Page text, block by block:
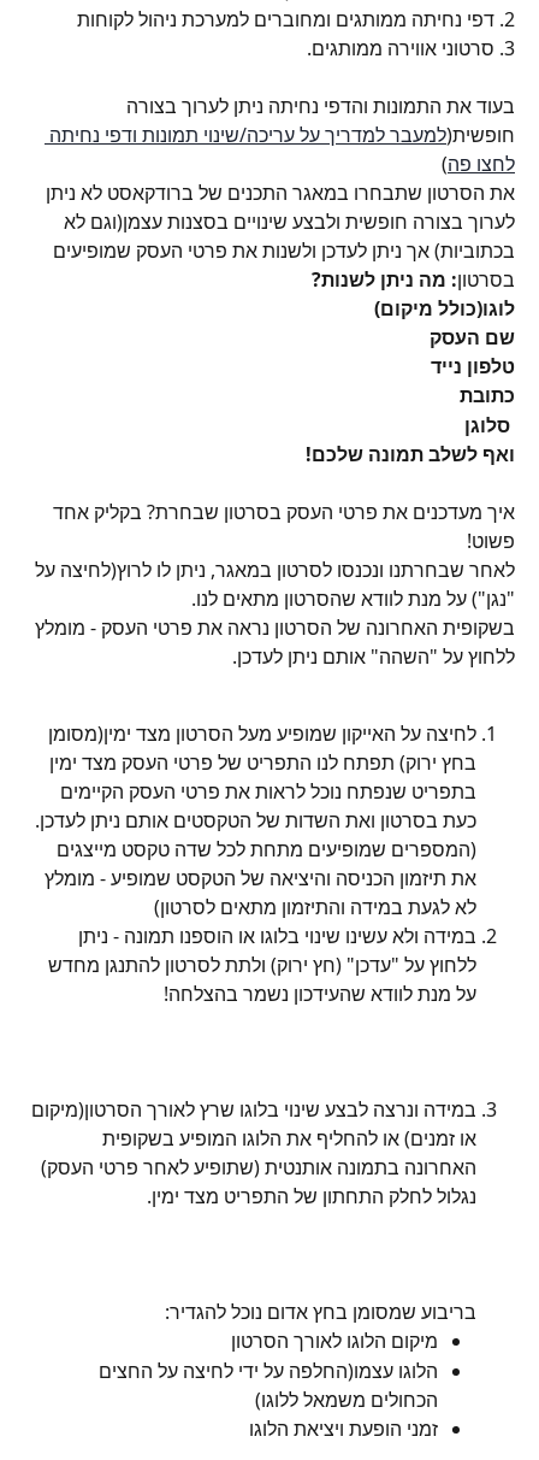
2. דפי נחיתה ממותגים ומחוברים למערכת ניהול לקוחות
3. סרטוני אווירה ממותגים.
בעוד את התמונות והדפי נחיתה ניתן לערוך בצורה
חופשית(למעבר למדריך על עריכה/שינוי תמונות ודפי נחיתה
לחצו פה)
את הסרטון שתבחרו במאגר התכנים של ברודקאסט לא ניתן
לערוך בצורה חופשית ולבצע שינויים בסצנות עצמן(וגם לא
בכתוביות) אך ניתן לעדכן ולשנות את פרטי העסק שמופיעים
בסרטון: מה ניתן לשנות?
לוגו(כולל מיקום)
שם העסק
טלפון נייד
כתובת
ואף לשלב תמונה שלכם!
איך מעדכנים את פרטי העסק בסרטון שבחרת? בקליק אחד
פשוט!
לאחר שבחרתנו ונכנסו לסרטון במאגר, ניתן לו לרוץ(לחיצה על
"נגן") על מנת לוודא שהסרטון מתאים לנו.
בשקופית האחרונה של הסרטון נראה את פרטי העסק - מומלץ
ללחוץ על "השהה" אותם ניתן לעדכן.
לחיצה על האייקון שמופיע מעל הסרטון מצד ימין(מסומן
בחץ ירוק) תפתח לנו התפריט של פרטי העסק מצד ימין
בתפריט שנפתח נוכל לראות את פרטי העסק הקיימים
כעת בסרטון ואת השדות של הטקסטים אותם ניתן לעדכן.
(המספרים שמופיעים מתחת לכל שדה טקסט מייצגים
את תיזמון הכניסה והיציאה של הטקסט שמופיע - מומלץ
לא לגעת במידה והתיזמון מתאים לסרטון)
במידה ולא עשינו שינוי בלוגו או הוספנו תמונה - ניתן
ללחוץ על "עדכן" (חץ ירוק) ולתת לסרטון להתנגן מחדש
על מנת לוודא שהעידכון נשמר בהצלחה!
במידה ונרצה לבצע שינוי בלוגו שרץ לאורך הסרטון(מיקום
או זמנים) או להחליף את הלוגו המופיע בשקופית
האחרונה בתמונה אותנטית (שתופיע לאחר פרטי העסק)
נגלול לחלק התחתון של התפריט מצד ימין.
בריבוע שמסומן בחץ אדום נוכל להגדיר:
מיקום הלוגו לאורך הסרטון
הלוגו עצמו(החלפה על ידי לחיצה על החצים
הכחולים משמאל ללוגו)
זמני הופעת ויציאת הלוגו